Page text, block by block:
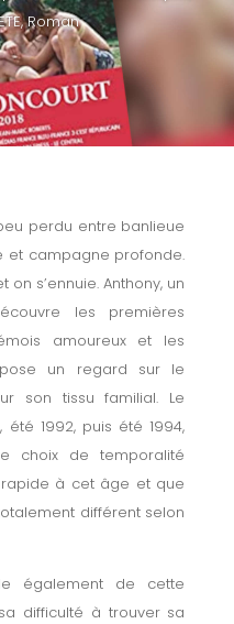
,Roman
perdu entre banlieue
et campagne profonde.
on s’ennuie. Anthony, un
les premières
amoureux et les
un regard sur le
son tissu familial. Le
1992, puis été 1994,
choix de temporalité
rapide à cet âge et que
différent selon
également de cette
difficulté à trouver sa